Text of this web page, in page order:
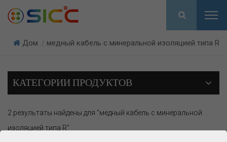
Дом | медный кабель с минеральной изоляцией типа R
КАТЕГОРИИ ПРОДУКТОВ
2 результаты найдены для "медный кабель с минеральной
изоляцией типа R"